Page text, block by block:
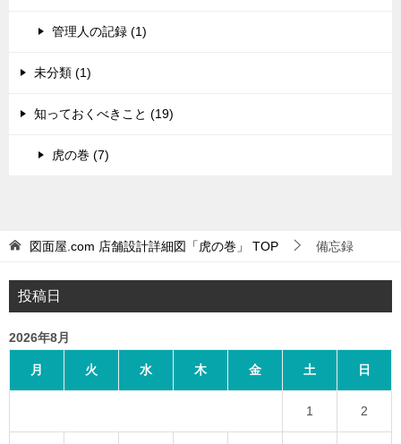
管理人の記録 (1)
未分類 (1)
知っておくべきこと (19)
虎の巻 (7)
図面屋.com 店舗設計詳細図「虎の巻」 TOP 備忘録
投稿日
2026年8月
月 火 水 木 金 土 日
1 2